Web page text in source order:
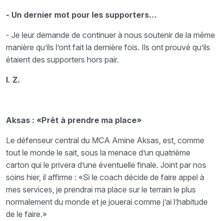
- Un dernier mot pour les supporters…
- Je leur demande de continuer à nous soutenir de la même
manière qu’ils l’ont fait la dernière fois. Ils ont prouvé qu’ils
étaient des supporters hors pair.
I. Z.
Aksas : «Prêt à prendre ma place»
Le défenseur central du MCA Amine Aksas, est, comme
tout le monde le sait, sous la menace d’un quatrième
carton qui le privera d’une éventuelle finale. Joint par nos
soins hier, il affirme : «Si le coach décide de faire appel à
mes services, je prendrai ma place sur le terrain le plus
normalement du monde et je jouerai comme j’ai l’habitude
de le faire.»